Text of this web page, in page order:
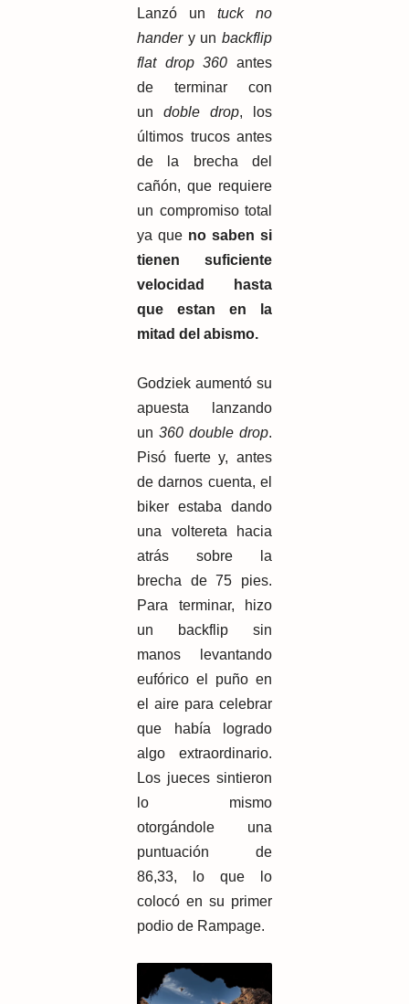
Lanzó un tuck no
handery un backflip
flat drop 360 antes
de terminar con
un doble drop, los
últimos trucos antes
de la brecha del
cañón, que requiere
un compromiso total
ya que no saben si
tienen suficiente
velocidad hasta
que estan en la
mitad del abismo.
Godziek aumentó su
apuesta lanzando
un 360 double drop.
Pisó fuerte y, antes
de darnos cuenta, el
biker estaba dando
una voltereta hacia
atrás sobre la
brecha de 75 pies.
Para terminar, hizo
un backflip sin
manos levantando
eufórico el puño en
el aire para celebrar
que había logrado
algo extraordinario.
Los jueces sintieron
lo mismo
otorgándole una
puntuación de
86,33, lo que lo
colocó en su primer
podio de Rampage.